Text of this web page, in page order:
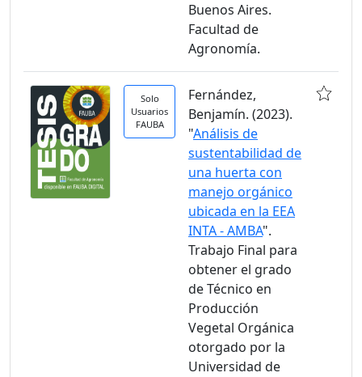
Buenos Aires.
Facultad de
Agronomía.
Solo
Usuarios
FAUBA
Fernández,
Benjamín. (2023).
"Análisis de
sustentabilidad de
una huerta con
manejo orgánico
ubicada en la EEA
INTA - AMBA".
Trabajo Final para
obtener el grado
de Técnico en
Producción
Vegetal Orgánica
otorgado por la
Universidad de